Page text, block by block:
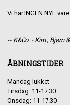
Vi har INGEN NYE
~ K&Co. - Kim , Bjørn
ÅBNINGSTIDER
Mandag lukket
Tirsdag: 11-17.30
Onsdag: 11-17.30